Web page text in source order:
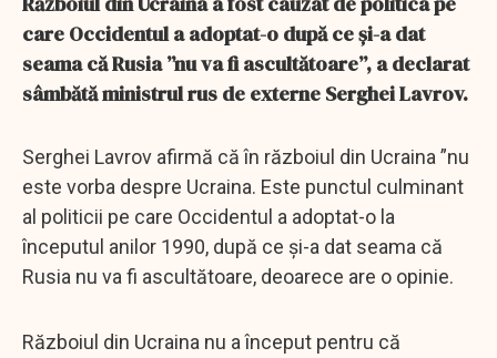
care Occidentul a adoptat-o ​​după ce și-a dat
seama că Rusia ”nu va fi ascultătoare”, a declarat
sâmbătă ministrul rus de externe Serghei Lavrov.
Serghei Lavrov afirmă că în războiul din Ucraina ”nu
este vorba despre Ucraina. Este punctul culminant
al politicii pe care Occidentul a adoptat-o ​​la
începutul anilor 1990, după ce și-a dat seama că
Rusia nu va fi ascultătoare, deoarece are o opinie.
Războiul din Ucraina nu a început pentru că